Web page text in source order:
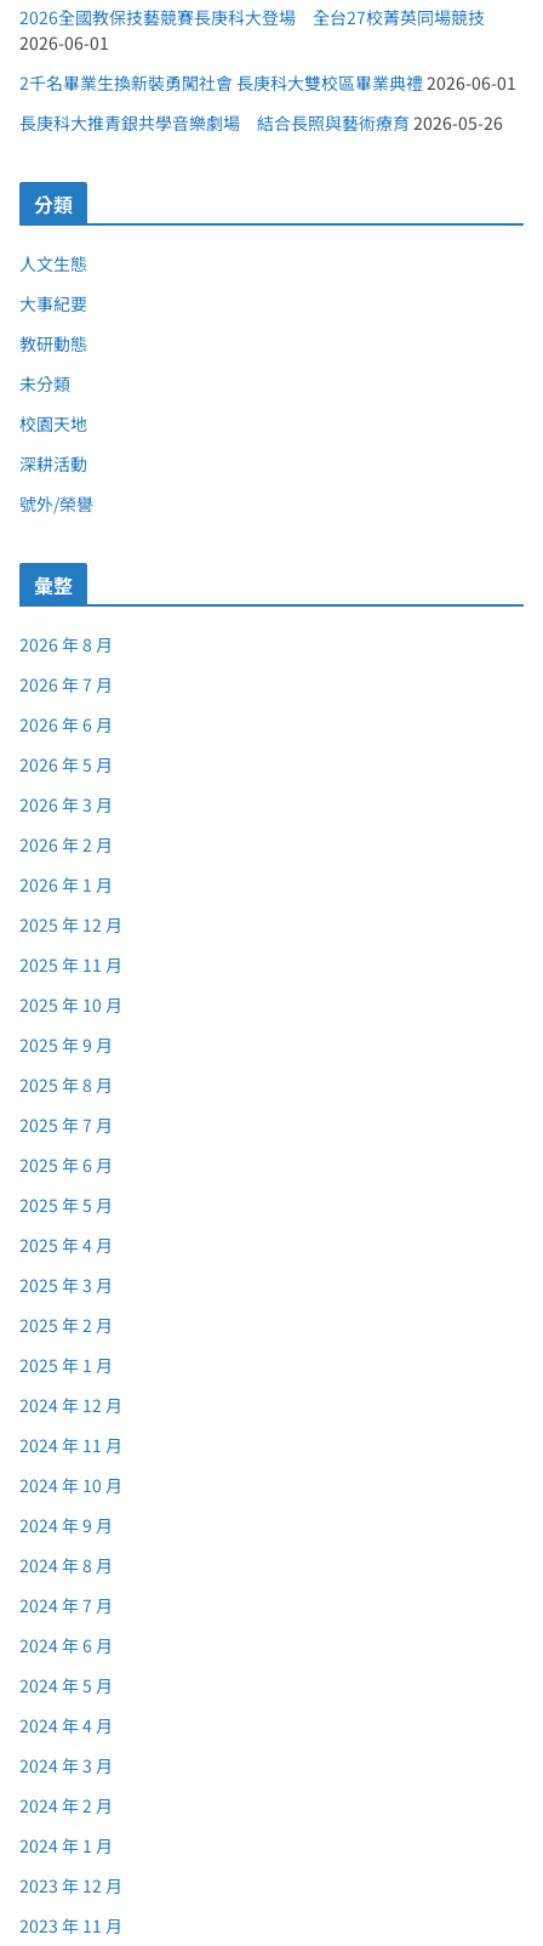
2026全國教保技藝競賽長庚科大登場 全台27校菁英同場競技
2026-06-01
2千名畢業生換新裝勇闖社會 長庚科大雙校區畢業典禮2026-06-01
長庚科大推青銀共學音樂劇場 結合長照與藝術療育 2026-05-26
分類
人文生態
大事紀要
教研動態
未分類
校園天地
深耕活動
號外/榮譽
彙整
2026 年 8 月
2026 年 7 月
2026 年 6 月
2026 年 5 月
2026 年 3 月
2026 年 2 月
2026 年 1 月
2025 年 12 月
2025 年 11 月
2025 年 10 月
2025 年 9 月
2025 年 8 月
2025 年 7 月
2025 年 6 月
2025 年 5 月
2025 年 4 月
2025 年 3 月
2025 年 2 月
2025 年 1 月
2024 年 12 月
2024 年 11 月
2024 年 10 月
2024 年 9 月
2024 年 8 月
2024 年 7 月
2024 年 6 月
2024 年 5 月
2024 年 4 月
2024 年 3 月
2024 年 2 月
2024 年 1 月
2023 年 12 月
2023 年 11 月